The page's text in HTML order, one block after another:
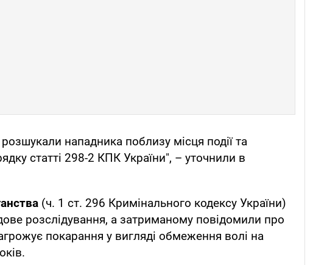
нападника поблизу місця події та
статті 298-2 КПК України", – уточнили в
(ч. 1 ст. 296 Кримінального кодексу України)
розслідування, а затриманому повідомили про
покарання у вигляді обмеження волі на